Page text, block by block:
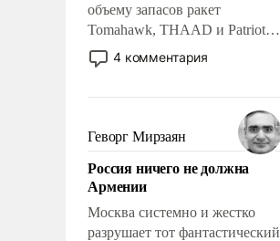
объему запасов ракет
Tomahawk, THAAD и Patriot
США потребуется более трех
лет. Даже небольшая война с
Сложившаяся ситуация
означает многолетний период
уязвимости США, например,
перед Китаем.
4 комментария
Геворг Мирзаян
Россия ничего не должна
Армении
Москва системно и жестко
разрушает тот фантастический